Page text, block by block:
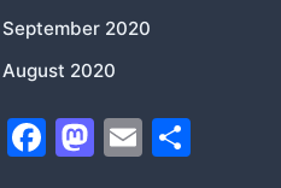
September 2020
August 2020
F
M E